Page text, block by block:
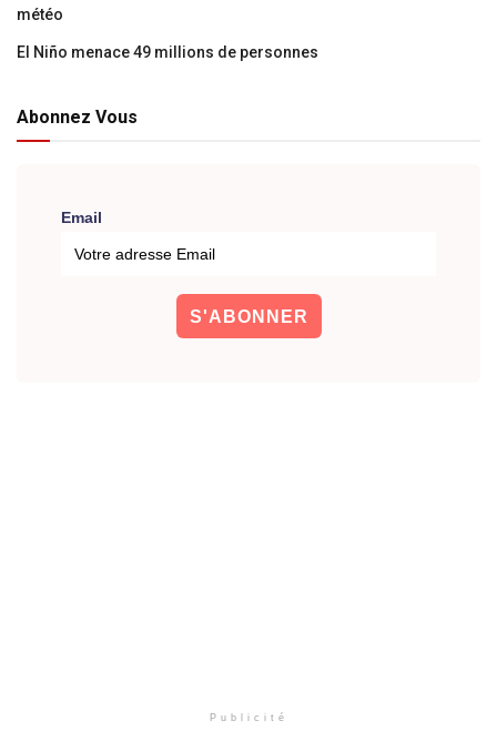
météo
El Niño menace 49 millions de personnes
Abonnez Vous
Email
Publicité